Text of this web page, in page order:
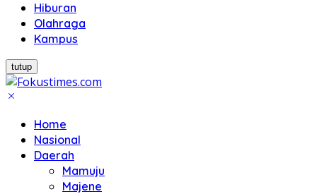
Hiburan
Olahraga
Kampus
tutup
Home
Nasional
Daerah
Mamuju
Majene